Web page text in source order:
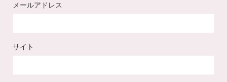
メールアドレス
サイト